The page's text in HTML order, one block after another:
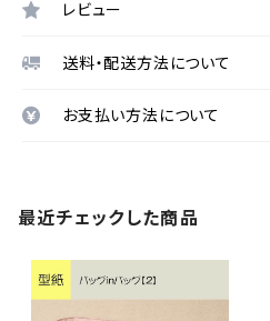
レビュー
送料・配送方法について
お支払い方法について
最近チェックした商品